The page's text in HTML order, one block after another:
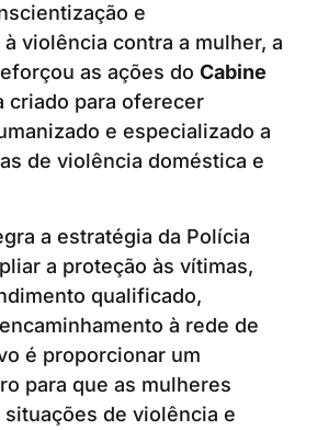
e
violência contra a mulher, a
as ações do Cabine
criado para oferecer
e especializado a
de violência doméstica e
a estratégia da Polícia
a proteção às vítimas,
qualificado,
à rede de
é proporcionar um
para que as mulheres
situações de violência e